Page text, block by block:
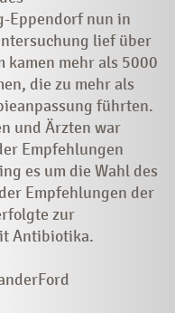
Eppendorf nun in
lief über
kamen mehr als 5000
die zu mehr als
führten.
und Ärzten war
Empfehlungen
es um die Wahl des
Empfehlungen der
zur
Antibiotika.